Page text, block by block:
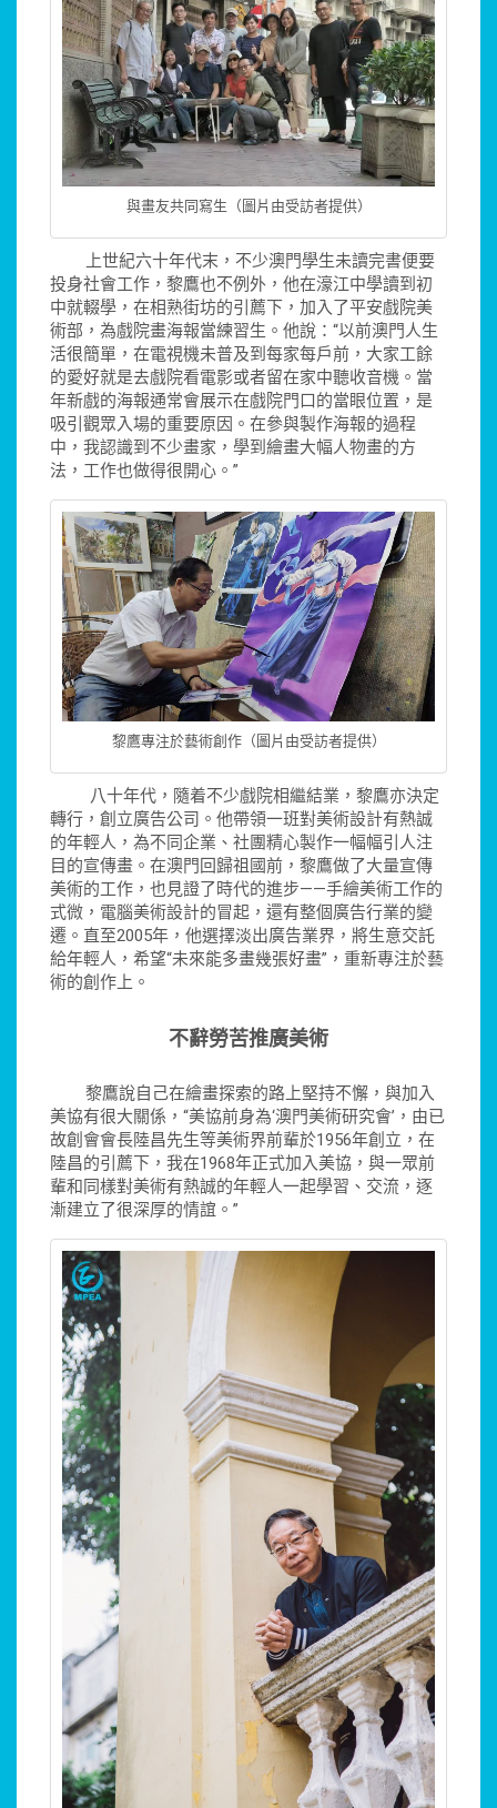
與畫友共同寫生（圖片由受訪者提供）
上世紀六十年代末，不少澳門學生未讀完書便要
投身社會工作，黎鷹也不例外，他在濠江中學讀到初
中就輟學，在相熟街坊的引薦下，加入了平安戲院美
術部，為戲院畫海報當練習生。他說：“以前澳門人生
活很簡單，在電視機未普及到每家每戶前，大家工餘
的愛好就是去戲院看電影或者留在家中聽收音機。當
年新戲的海報通常會展示在戲院門口的當眼位置，是
吸引觀眾入場的重要原因。在參與製作海報的過程
中，我認識到不少畫家，學到繪畫大幅人物畫的方
法，工作也做得很開心。”
黎鷹專注於藝術創作（圖片由受訪者提供）
八十年代，隨着不少戲院相繼結業，黎鷹亦決定
轉行，創立廣告公司。他帶領一班對美術設計有熱誠
的年輕人，為不同企業、社團精心製作一幅幅引人注
目的宣傳畫。在澳門回歸祖國前，黎鷹做了大量宣傳
美術的工作，也見證了時代的進步——手繪美術工作的
式微，電腦美術設計的冒起，還有整個廣告行業的變
遷。直至2005年，他選擇淡出廣告業界，將生意交託
給年輕人，希望“未來能多畫幾張好畫”，重新專注於藝
術的創作上。
不辭勞苦推廣美術
黎鷹說自己在繪畫探索的路上堅持不懈，與加入
美協有很大關係，“美協前身為‘澳門美術研究會’，由已
故創會會長陸昌先生等美術界前輩於1956年創立，在
陸昌的引薦下，我在1968年正式加入美協，與一眾前
輩和同樣對美術有熱誠的年輕人一起學習、交流，逐
漸建立了很深厚的情誼。”